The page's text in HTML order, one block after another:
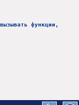
функции,